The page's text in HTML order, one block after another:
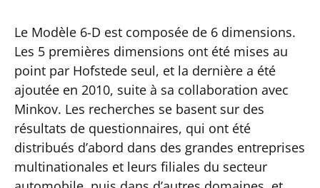
Le Modèle 6-D est composée de 6 dimensions.
Les 5 premières dimensions ont été mises au
point par Hofstede seul, et la dernière a été
ajoutée en 2010, suite à sa collaboration avec
Minkov. Les recherches se basent sur des
résultats de questionnaires, qui ont été
distribués d’abord dans des grandes entreprises
multinationales et leurs filiales du secteur